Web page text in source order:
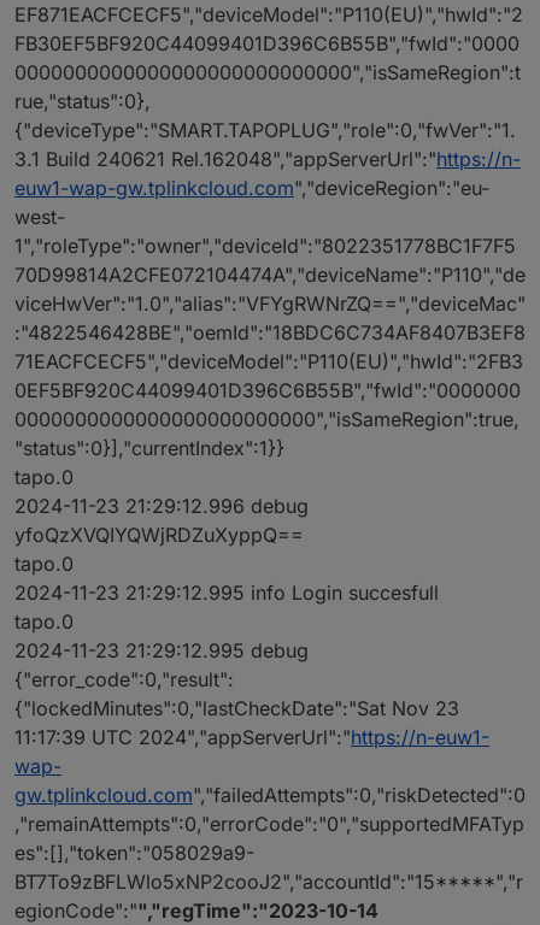
EF871EACFCECF5","deviceModel":"P110(EU)","hwId":"2
FB30EF5BF920C44099401D396C6B55B","fwId":"0000
0000000000000000000000000000","isSameRegion":t
rue,"status":0},
{"deviceType":"SMART.TAPOPLUG","role":0,"fwVer":"1.
3.1 Build 240621 Rel.162048","appServerUrl":"https://n-
euw1-wap-gw.tplinkcloud.com","deviceRegion":"eu-
west-
1","roleType":"owner","deviceId":"8022351778BC1F7F5
70D99814A2CFE072104474A","deviceName":"P110","de
viceHwVer":"1.0","alias":"VFYgRWNrZQ==","deviceMac"
:"4822546428BE","oemId":"18BDC6C734AF8407B3EF8
71EACFCECF5","deviceModel":"P110(EU)","hwId":"2FB3
0EF5BF920C44099401D396C6B55B","fwId":"0000000
0000000000000000000000000","isSameRegion":true,
"status":0}],"currentIndex":1}}
tapo.0
2024-11-23 21:29:12.996 debug
yfoQzXVQIYQWjRDZuXyppQ==
tapo.0
2024-11-23 21:29:12.995 info Login succesfull
tapo.0
2024-11-23 21:29:12.995 debug
{"error_code":0,"result":
{"lockedMinutes":0,"lastCheckDate":"Sat Nov 23
11:17:39 UTC 2024","appServerUrl":"https://n-euw1-
wap-
gw.tplinkcloud.com","failedAttempts":0,"riskDetected":0
,"remainAttempts":0,"errorCode":"0","supportedMFATyp
es":[],"token":"058029a9-
BT7To9zBFLWlo5xNP2cooJ2","accountId":"15*****","r
egionCode":"","regTime":"2023-10-14